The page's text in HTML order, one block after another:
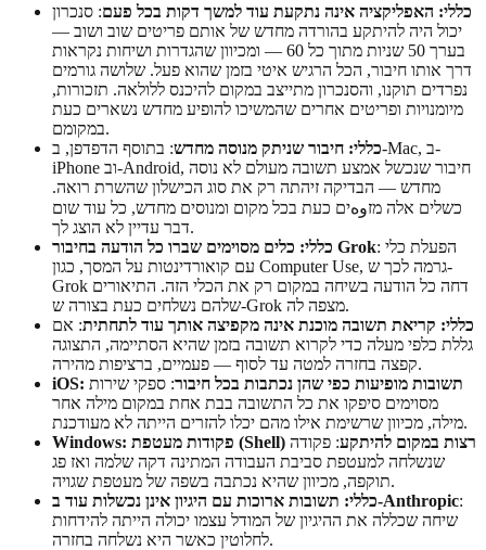
כללי: האפליקציה אינה נתקעת עוד למשך דקות בכל פעם: סנכרון
יכול היה להיתקע בהורדה מחדש של אותם פריטים שוב ושוב —
בערך 50 שניות מתוך כל 60 — ומכיוון שהגדרות ושיחות נקראות
דרך אותו חיבור, הכל הרגיש איטי בזמן שהוא פעל. שלושה גורמים
נפרדים תוקנו, והסנכרון מתייצב במקום להיכנס ללולאה. תזכורות,
מיומנויות ופריטים אחרים שהמשיכו להופיע מחדש נשארים כעת
במקומם.
כללי: חיבור שניתק מנוסה מחדש: בתוסף הדפדפן, ב-Mac, ב-
iPhone וב-Android, חיבור שנכשל אמצע תשובה מעולם לא נוסה
מחדש — הבדיקה זיהתה רק את סוג הכישלון שהשרת רואה.
כשלים אלה מזوهים כעת בכל מקום ומנוסים מחדש, כל עוד שום
דבר עדיין לא הוצג לך.
כללי: כלים מסוימים שברו כל הודעה בחיבור Grok: הפעלת כלי
עם קואורדינטות על המסך, כגון Computer Use, גרמה לכך ש-
Grok דחה כל הודעה בשיחה במקום רק את הכלי הזה. התיאורים
שלהם נשלחים כעת בצורה ש-Grok מצפה לה.
כללי: קריאת תשובה מוכנת אינה מקפיצה אותך עוד לתחתית: אם
גללת כלפי מעלה כדי לקרוא תשובה בזמן שהיא הסתיימה, התצוגה
קפצה בחזרה למטה עד לסוף — פעמיים, ברציפות מהירה.
iOS: תשובות מופיעות כפי שהן נכתבות בכל חיבור: ספקי שירות
מסוימים סיפקו את כל התשובה בבת אחת במקום מילה אחר
מילה, מכיוון שרשימת אילו מהם יכלו להזרים הייתה לא מעודכנת.
Windows: פקודות מעטפת (Shell) רצות במקום להיתקע: פקודה
שנשלחה למעטפת סביבת העבודה המתינה דקה שלמה ואז פג
תוקפה, מכיוון שהיא נכתבה בשפה של מעטפת שגויה.
כללי: תשובות ארוכות עם היגיון אינן נכשלות עוד ב-Anthropic:
שיחה שכללה את ההיגיון של המודל עצמו יכולה הייתה להידחות
לחלוטין כאשר היא נשלחה בחזרה.